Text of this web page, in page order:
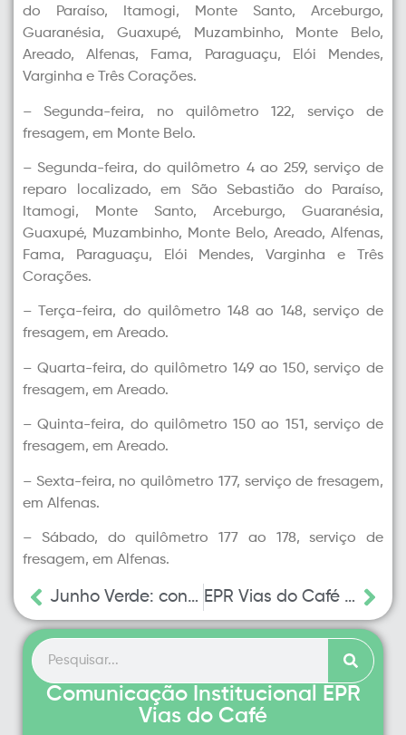
Comunicação Institucional EPR
Vias do Café
do Paraíso, Itamogi, Monte Santo, Arceburgo,
Guaranésia, Guaxupé, Muzambinho, Monte Belo,
Areado, Alfenas, Fama, Paraguaçu, Elói Mendes,
Varginha e Três Corações.
– Segunda-feira, no quilômetro 122, serviço de
fresagem, em Monte Belo.
– Segunda-feira, do quilômetro 4 ao 259, serviço de
reparo localizado, em São Sebastião do Paraíso,
Itamogi, Monte Santo, Arceburgo, Guaranésia,
Guaxupé, Muzambinho, Monte Belo, Areado, Alfenas,
Fama, Paraguaçu, Elói Mendes, Varginha e Três
Corações.
– Terça-feira, do quilômetro 148 ao 148, serviço de
fresagem, em Areado.
– Quarta-feira, do quilômetro 149 ao 150, serviço de
fresagem, em Areado.
– Quinta-feira, do quilômetro 150 ao 151, serviço de
fresagem, em Areado.
– Sexta-feira, no quilômetro 177, serviço de fresagem,
em Alfenas.
– Sábado, do quilômetro 177 ao 178, serviço de
fresagem, em Alfenas.
Junho Verde: concessionárias da EPR promovem melhorias viárias com sustentabilidade em Minas Gerais EPR Vias do Café divulga cronograma com obras em seis rodovias da região